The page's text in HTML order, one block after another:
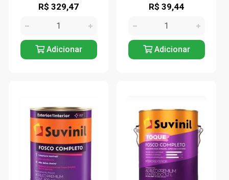
R$ 329,47
Adicionar
R$ 39,44
Adicionar